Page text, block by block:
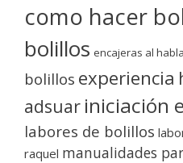
como hacer
bolillos encajeras al habla
bolillos experiencia
adsuar iniciación
labores de bolillos
raquel manualidades